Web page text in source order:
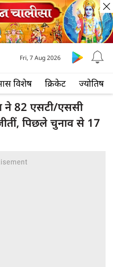
विशेष क्रिकेट ज्योतिष
Fri, 7 Aug 2026
ने 82 एसटी/एससी
पिछले चुनाव से 17